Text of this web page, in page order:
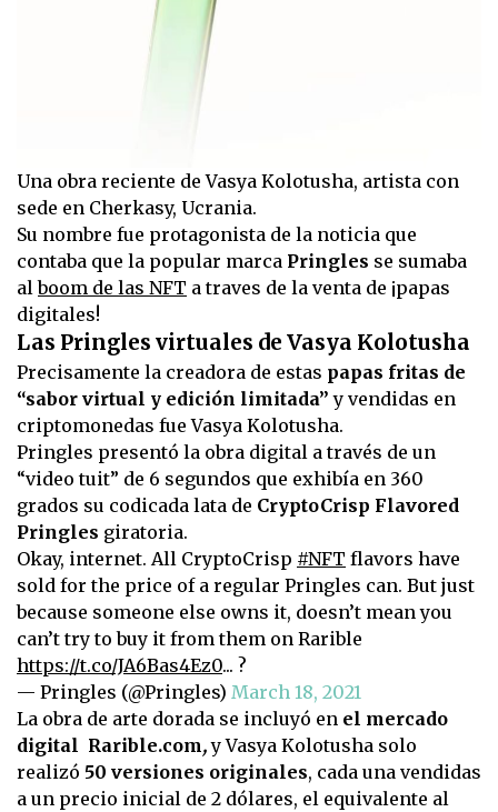
Una obra reciente de Vasya Kolotusha, artista con
sede en Cherkasy, Ucrania.
Su nombre fue protagonista de la noticia que
contaba que la popular marca Pringles se sumaba
alboom de las NFT a traves de la venta de ¡papas
digitales!
Las Pringles virtuales de Vasya Kolotusha
Precisamente la creadora de estas papas fritas de
“sabor virtual y edición limitada”y vendidas en
criptomonedas fue Vasya Kolotusha.
Pringles presentó la obra digital a través de un
“video tuit” de 6 segundos que exhibía en 360
grados su codicada lata de CryptoCrisp Flavored
Pringles giratoria.
Okay, internet. All CryptoCrisp #NFT flavors have
sold for the price of a regular Pringles can. But just
because someone else owns it, doesn’t mean you
can’t try to buy it from them on Rarible
https://t.co/JA6Bas4Ez0... ?
— Pringles (@Pringles) March 18, 2021
La obra de arte dorada se incluyó en el mercado
digital Rarible.com,y Vasya Kolotusha solo
realizó 50 versiones originales, cada una vendidas
a un precio inicial de 2 dólares, el equivalente al